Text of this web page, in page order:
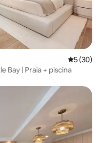
5 de uma
5 (30)
Bay | Praia + piscina
hóspedes